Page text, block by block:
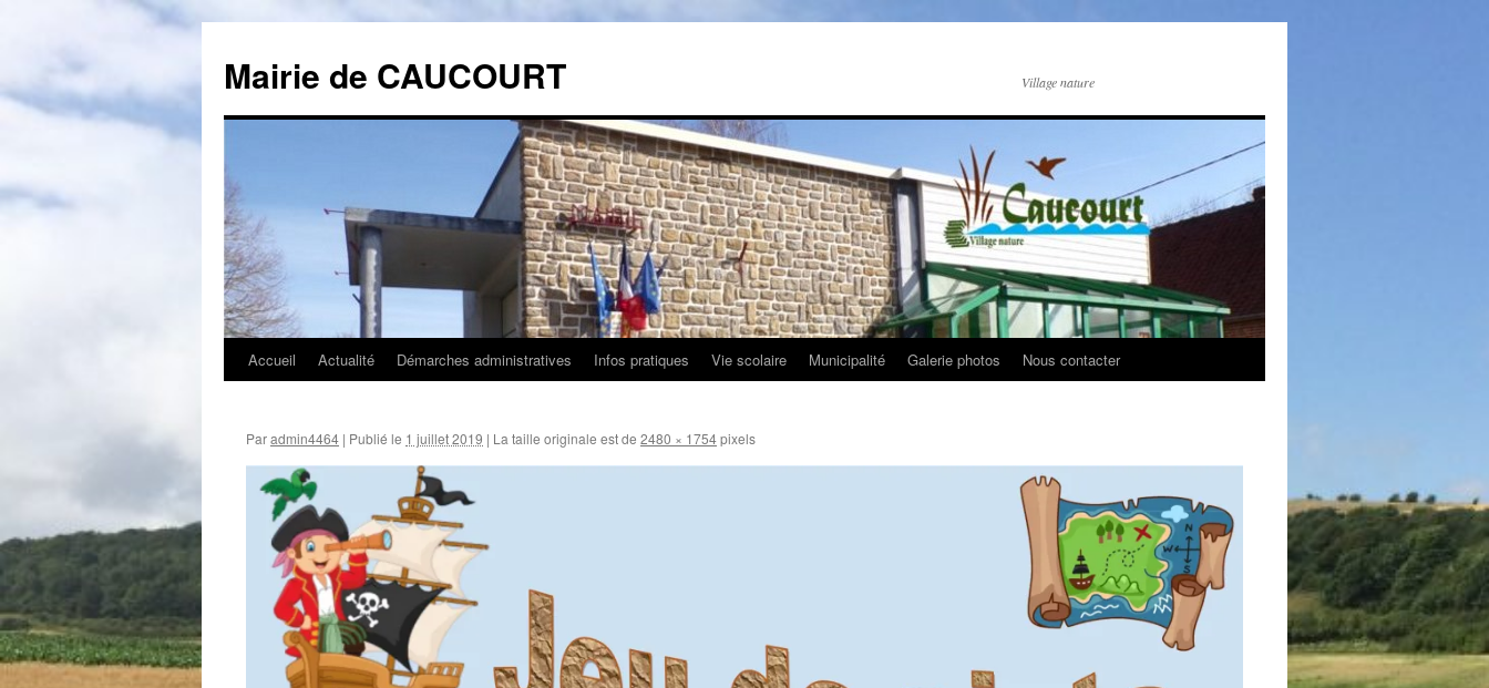
Mairie de CAUCOURT Village nature
Aller
contenu
Accueil Actualité Démarches administratives Infos pratiques Vie scolaire Municipalité Galerie photos Nous contacter
Paradmin4464 | Publié le 1 juillet 2019 | La taille originale est de 2480 × 1754pixels